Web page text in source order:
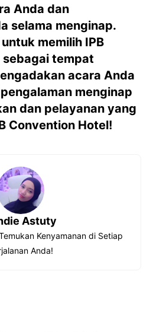
Anda dan
selama menginap.
memilih IPB
tempat
acara Anda
menginap
dan pelayanan yang
Convention Hotel!
Astuty
Kenyamanan di Setiap
Anda!